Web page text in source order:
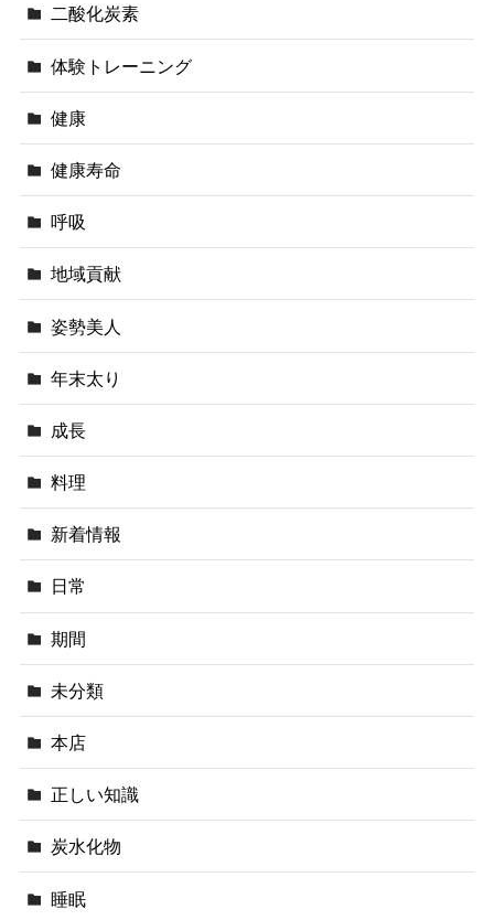
二酸化炭素
体験トレーニング
健康
健康寿命
呼吸
地域貢献
姿勢美人
年末太り
成長
料理
新着情報
日常
期間
未分類
本店
正しい知識
炭水化物
睡眠